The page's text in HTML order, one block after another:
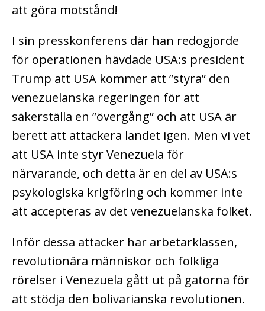
att göra motstånd!
I sin presskonferens där han redogjorde
för operationen hävdade USA:s president
Trump att USA kommer att ”styra” den
venezuelanska regeringen för att
säkerställa en ”övergång” och att USA är
berett att attackera landet igen. Men vi vet
att USA inte styr Venezuela för
närvarande, och detta är en del av USA:s
psykologiska krigföring och kommer inte
att accepteras av det venezuelanska folket.
Inför dessa attacker har arbetarklassen,
revolutionära människor och folkliga
rörelser i Venezuela gått ut på gatorna för
att stödja den bolivarianska revolutionen.